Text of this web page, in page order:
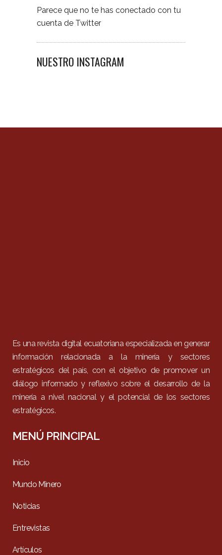
Parece que no te has conectado con tu
cuenta de Twitter
NUESTRO INSTAGRAM
Es una revista digital ecuatoriana especializada en generar
información relacionada a la minería y sectores
estratégicos del país, con el objetivo de promover un
diálogo informado y reflexivo sobre el desarrollo de la
minería a nivel nacional y el potencial de los sectores
estratégicos.
MENÚ PRINCIPAL
Inicio
Mundo Minero
Noticias
Entrevistas
Artículos